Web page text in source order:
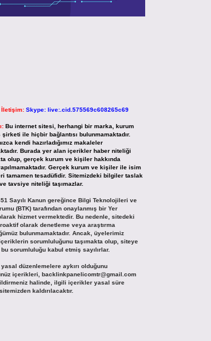
İletişim: Skype: live:.cid.575569c608265c69
Bu internet sitesi, herhangi bir marka, kurum
şirketi ile hiçbir bağlantısı bulunmamaktadır.
kendi hazırladığımız makaleler
Burada yer alan içerikler haber niteliği
olup, gerçek kurum ve kişiler hakkında
Gerçek kurum ve kişiler ile isim
tamamen tesadüfidir. Sitemizdeki bilgiler taslak
tavsiye niteliği taşımazlar.
Sayılı Kanun gereğince Bilgi Teknolojileri ve
(BTK) tarafından onaylanmış bir Yer
hizmet vermektedir. Bu nedenle, sitedeki
olarak denetleme veya araştırma
bulunmamaktadır. Ancak, üyelerimiz
içeriklerin sorumluluğunu taşımakta olup, siteye
sorumluluğu kabul etmiş sayılırlar.
düzenlemelere aykırı olduğunu
içerikleri, backlinkpanelicomtr@gmail.com
halinde, ilgili içerikler yasal süre
kaldırılacaktır.